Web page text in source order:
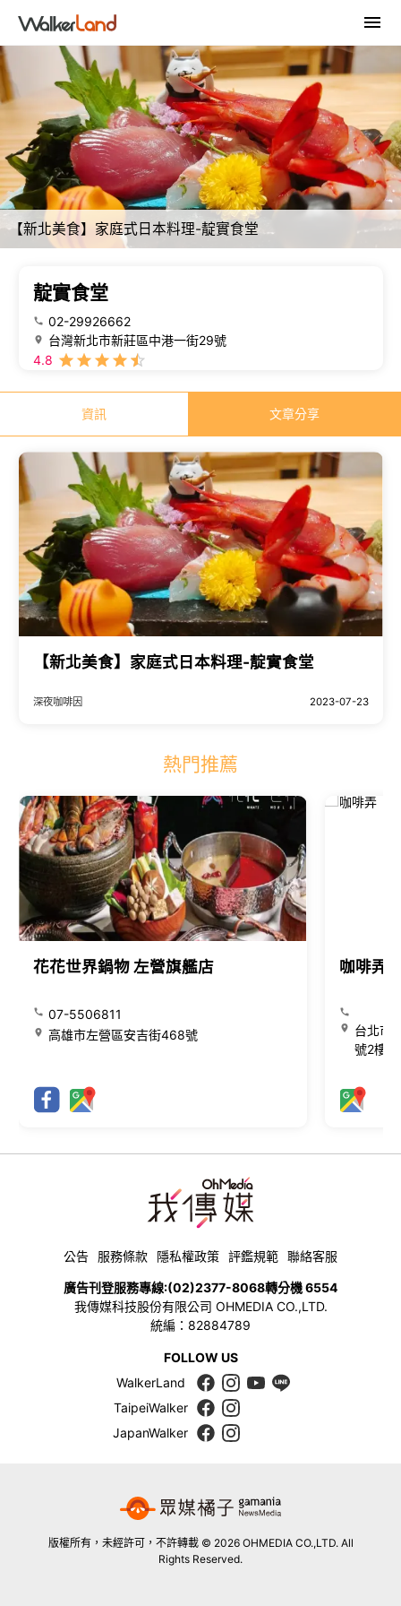
【新北美食】家庭式日本料理-靛實食堂
靛實食堂
02-29926662
台灣新北市新莊區中港一街29號
4.8
資訊 文章分享
【新北美食】家庭式日本料理-靛實食堂
深夜咖啡因 2023-07-23
熱門推薦
花花世界鍋物 左營旗艦店
07-5506811
高雄市左營區安吉街468號
咖啡弄
台北市
號2樓
公告 服務條款 隱私權政策 評鑑規範 聯絡客服
廣告刊登服務專線:(02)2377-8068轉分機 6554
我傳媒科技股份有限公司 OHMEDIA CO.,LTD.
統編：82884789
FOLLOW US
WalkerLand
TaipeiWalker
JapanWalker
版權所有，未經許可，不許轉載 © 2026 OHMEDIA CO.,LTD. All
Rights Reserved.